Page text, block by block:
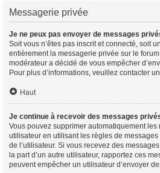
Messagerie privée
Je ne peux pas envoyer de messages
Soit vous n’êtes pas inscrit et connecté, soit
entièrement la messagerie privée sur le
modérateur a décidé de vous empêcher
Pour plus d’informations, veuillez contacter
Haut
Je continue à recevoir des messages
Vous pouvez supprimer automatiquement les
utilisateur en utilisant les règles de
de l’utilisateur. Si vous recevez des
la part d’un autre utilisateur, rapportez ces
peuvent empêcher un utilisateur d’envoyer